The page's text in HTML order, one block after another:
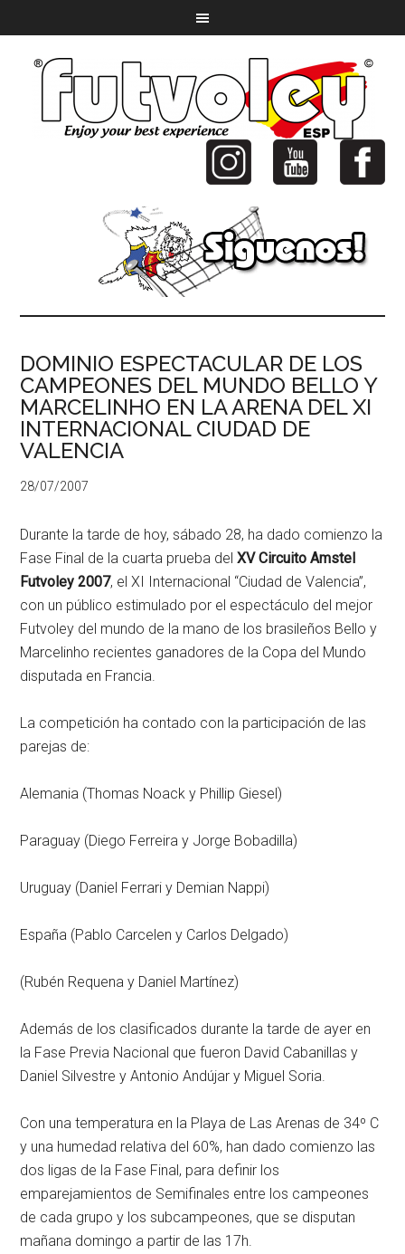
DOMINIO ESPECTACULAR DE LOS
CAMPEONES DEL MUNDO BELLO Y
MARCELINHO EN LA ARENA DEL XI
INTERNACIONAL CIUDAD DE
VALENCIA
28/07/2007
Durante la tarde de hoy, sábado 28, ha dado comienzo la
Fase Final de la cuarta prueba del XV Circuito Amstel
Futvoley 2007, el XI Internacional “Ciudad de Valencia”,
con un público estimulado por el espectáculo del mejor
Futvoley del mundo de la mano de los brasileños Bello y
Marcelinho recientes ganadores de la Copa del Mundo
disputada en Francia.
La competición ha contado con la participación de las
parejas de:
Alemania (Thomas Noack y Phillip Giesel)
Paraguay (Diego Ferreira y Jorge Bobadilla)
Uruguay (Daniel Ferrari y Demian Nappi)
España (Pablo Carcelen y Carlos Delgado)
(Rubén Requena y Daniel Martínez)
Además de los clasificados durante la tarde de ayer en
la Fase Previa Nacional que fueron David Cabanillas y
Daniel Silvestre y Antonio Andújar y Miguel Soria.
Con una temperatura en la Playa de Las Arenas de 34º C
y una humedad relativa del 60%, han dado comienzo las
dos ligas de la Fase Final, para definir los
emparejamientos de Semifinales entre los campeones
de cada grupo y los subcampeones, que se disputan
mañana domingo a partir de las 17h.